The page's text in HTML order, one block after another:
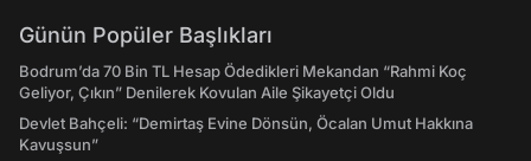
Günün Popüler Başlıkları
Bodrum’da 70 Bin TL Hesap Ödedikleri Mekandan “Rahmi Koç
Geliyor, Çıkın” Denilerek Kovulan Aile Şikayetçi Oldu
Devlet Bahçeli: “Demirtaş Evine Dönsün, Öcalan Umut Hakkına
Kavuşsun”